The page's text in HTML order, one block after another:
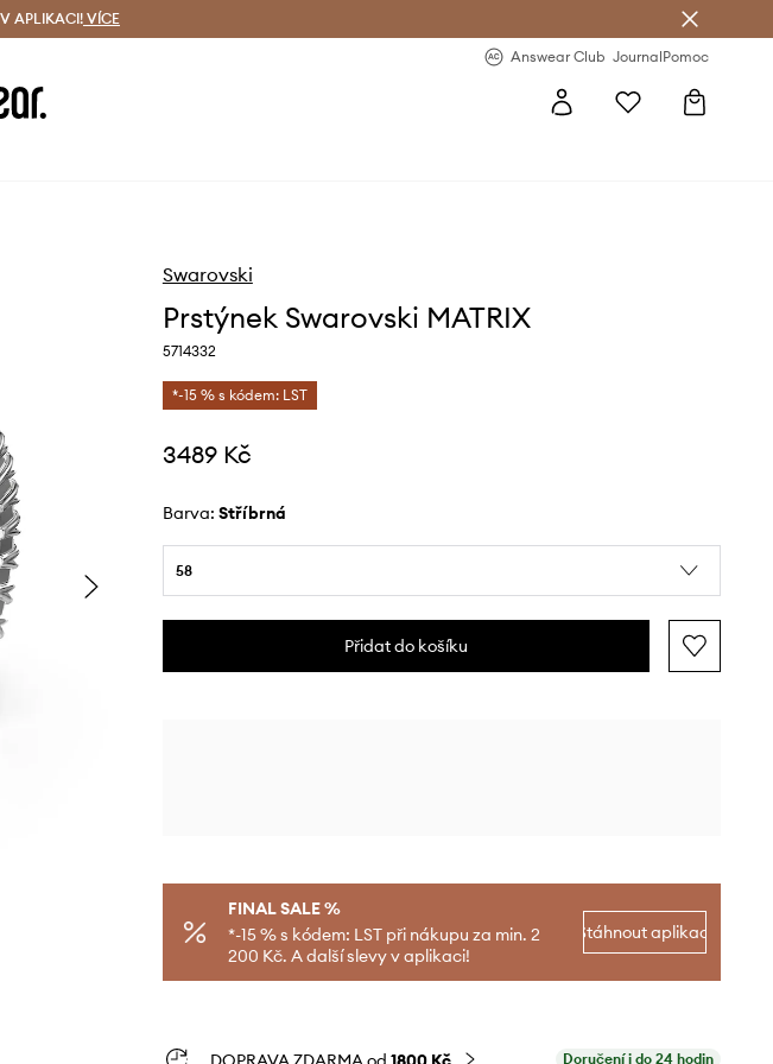
i do 24 h
APLIKACI! VÍCE
Answear Club JournalPomoc
Swarovski
Prstýnek Swarovski MATRIX
5714332
*-15 % s kódem: LST
3489 Kč
Barva: stříbrná
58
Přidat do košíku
FINAL SALE %
*-15 % s kódem: LST při nákupu za min. 2
200 Kč. A další slevy v aplikaci!
Stáhnout aplikaci
Doručení i do 24 hodin